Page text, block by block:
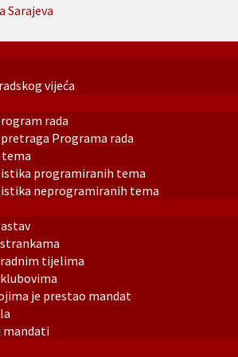
vijeća
rada
Programa rada
programiranih tema
neprogramiranih tema
tijelima
je prestao mandat
mandati